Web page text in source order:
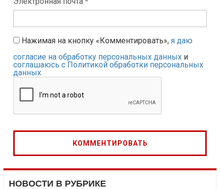
Нажимая на кнопку «Комментировать», я даю
согласие на обработку персональных данных и
соглашаюсь с Политикой обработки персональных
данных
НОВОСТИ В РУБРИКЕ